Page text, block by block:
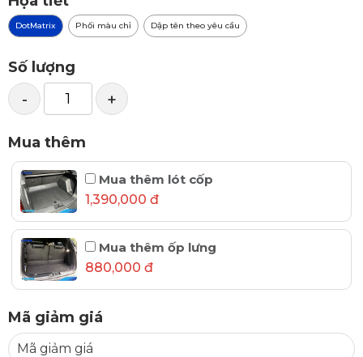
DotMatrix Phối màu chỉ Dập tên theo yêu cầu
Số lượng
- +
Mua thêm
Mua thêm lót cốp
1,390,000 đ
Mua thêm ốp lưng
880,000 đ
Mã giảm giá